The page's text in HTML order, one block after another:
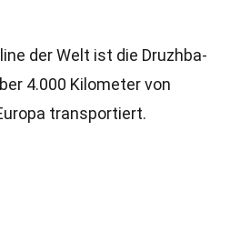
der Welt ist die Druzhba-
4.000 Kilometer von
transportiert.